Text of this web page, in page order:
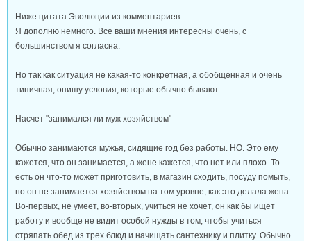
Ниже цитата Эволюции из комментариев:
Я дополню немного. Все ваши мнения интересны очень, с
большинством я согласна.
Но так как ситуация не какая-то конкретная, а обобщенная и очень
типичная, опишу условия, которые обычно бывают.
Насчет "занимался ли муж хозяйством"
Обычно занимаются мужья, сидящие год без работы. НО. Это ему
кажется, что он занимается, а жене кажется, что нет или плохо. То
есть он что-то может приготовить, в магазин сходить, посуду помыть,
но он не занимается хозяйством на том уровне, как это делала жена.
Во-первых, не умеет, во-вторых, учиться не хочет, он как бы ищет
работу и вообще не видит особой нужды в том, чтобы учиться
стряпать обед из трех блюд и начищать сантехнику и плитку. Обычно